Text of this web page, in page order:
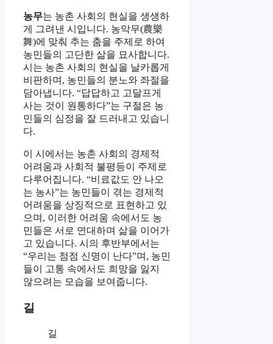
농무는 농촌 사회의 현실을 생생하
게 그려낸 시입니다. 농악무(農樂
舞)에 맞춰 추는 춤을 주제로 하여
농민들의 고단한 삶을 묘사합니다.
시는 농촌 사회의 현실을 날카롭게
비판하며, 농민들의 분노와 좌절을
담아냅니다. “답답하고 고달프게
사는 것이 원통하다”는 구절은 농
민들의 심정을 잘 드러내고 있습니
다.
이 시에서는 농촌 사회의 경제적
어려움과 사회적 불평등이 주제로
다루어집니다. “비료값도 안 나오
는 농사”는 농민들이 겪는 경제적
어려움을 상징적으로 표현하고 있
으며, 이러한 어려움 속에서도 농
민들은 서로 연대하며 삶을 이어가
고 있습니다. 시의 후반부에서는
“우리는 점점 신명이 난다”며, 농민
들이 고통 속에서도 희망을 잃지
않으려는 모습을 보여줍니다.
길
길